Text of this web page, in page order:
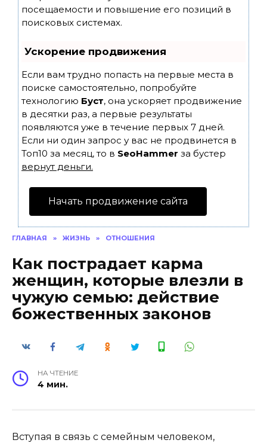
посещаемости и повышение его позиций в
поисковых системах.
Ускорение продвижения
Если вам трудно попасть на первые места в
поиске самостоятельно, попробуйте
технологию Буст, она ускоряет продвижение
в десятки раз, а первые результаты
появляются уже в течение первых 7 дней.
Если ни один запрос у вас не продвинется в
Топ10 за месяц, то в SeoHammer за бустер
вернут деньги.
Начать продвижение сайта
ГЛАВНАЯ » ЖИЗНЬ » ОТНОШЕНИЯ
Как пострадает карма
женщин, которые влезли в
чужую семью: действие
божественных законов
НА ЧТЕНИЕ
4 мин.
Вступая в связь с семейным человеком,